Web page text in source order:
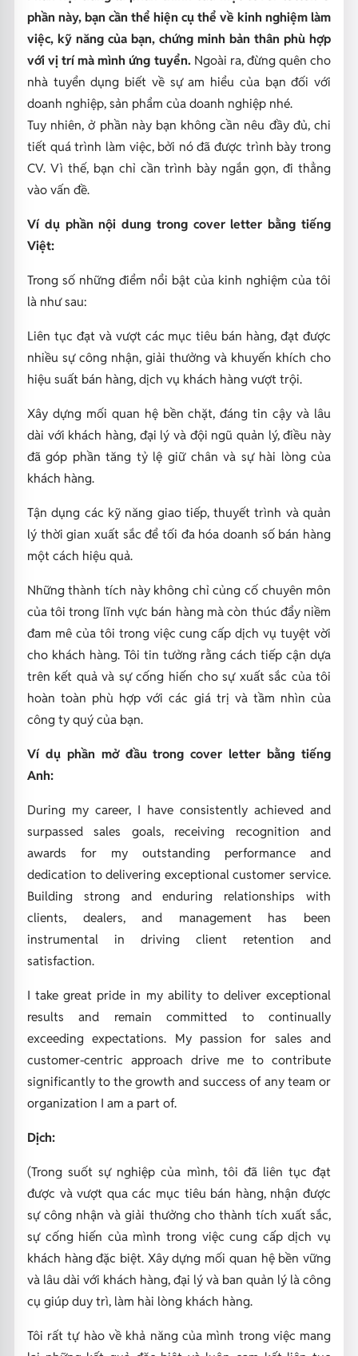
phần này, bạn cần thể hiện cụ thể về kinh nghiệm làm
việc, kỹ năng của bạn, chứng minh bản thân phù hợp
với vị trí mà mình ứng tuyển. Ngoài ra, đừng quên cho
nhà tuyển dụng biết về sự am hiểu của bạn đối với
doanh nghiệp, sản phẩm của doanh nghiệp nhé.
Tuy nhiên, ở phần này bạn không cần nêu đầy đủ, chi
tiết quá trình làm việc, bởi nó đã được trình bày trong
CV. Vì thế, bạn chỉ cần trình bày ngắn gọn, đi thẳng
vào vấn đề.
Ví dụ phần nội dung trong cover letter bằng tiếng
Việt:
Trong số những điểm nổi bật của kinh nghiệm của tôi
là như sau:
Liên tục đạt và vượt các mục tiêu bán hàng, đạt được
nhiều sự công nhận, giải thưởng và khuyến khích cho
hiệu suất bán hàng, dịch vụ khách hàng vượt trội.
Xây dựng mối quan hệ bền chặt, đáng tin cậy và lâu
dài với khách hàng, đại lý và đội ngũ quản lý, điều này
đã góp phần tăng tỷ lệ giữ chân và sự hài lòng của
khách hàng.
Tận dụng các kỹ năng giao tiếp, thuyết trình và quản
lý thời gian xuất sắc để tối đa hóa doanh số bán hàng
một cách hiệu quả.
Những thành tích này không chỉ củng cố chuyên môn
của tôi trong lĩnh vực bán hàng mà còn thúc đẩy niềm
đam mê của tôi trong việc cung cấp dịch vụ tuyệt vời
cho khách hàng. Tôi tin tưởng rằng cách tiếp cận dựa
trên kết quả và sự cống hiến cho sự xuất sắc của tôi
hoàn toàn phù hợp với các giá trị và tầm nhìn của
công ty quý của bạn.
Ví dụ phần mở đầu trong cover letter bằng tiếng
Anh:
During my career, I have consistently achieved and
surpassed sales goals, receiving recognition and
awards for my outstanding performance and
dedication to delivering exceptional customer service.
Building strong and enduring relationships with
clients, dealers, and management has been
instrumental in driving client retention and
satisfaction.
I take great pride in my ability to deliver exceptional
results and remain committed to continually
exceeding expectations. My passion for sales and
customer-centric approach drive me to contribute
significantly to the growth and success of any team or
organization I am a part of.
Dịch:
(Trong suốt sự nghiệp của mình, tôi đã liên tục đạt
được và vượt qua các mục tiêu bán hàng, nhận được
sự công nhận và giải thưởng cho thành tích xuất sắc,
sự cống hiến của mình trong việc cung cấp dịch vụ
khách hàng đặc biệt. Xây dựng mối quan hệ bền vững
và lâu dài với khách hàng, đại lý và ban quản lý là công
cụ giúp duy trì, làm hài lòng khách hàng.
Tôi rất tự hào về khả năng của mình trong việc mang